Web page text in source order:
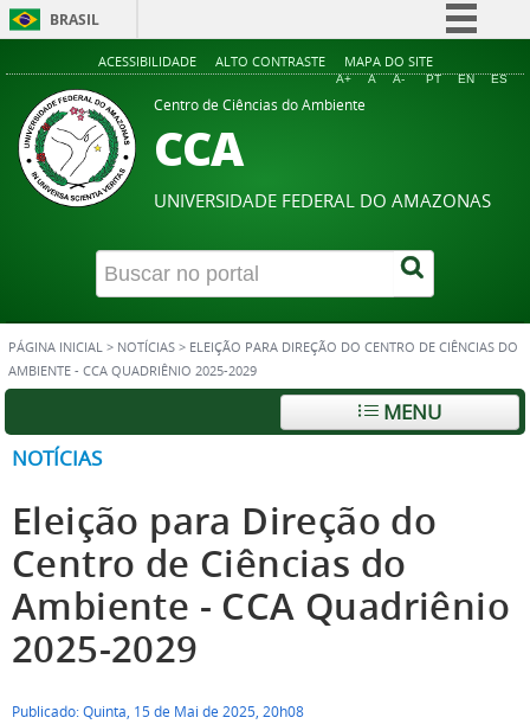
BRASIL
Simplifique!
Comunica BR
Legislação
Canais
ACESSIBILIDADE ALTO CONTRASTE MAPA DO SITE
A+ A A- PT EN ES
Centro de Ciências do Ambiente
CCA
UNIVERSIDADE FEDERAL DO AMAZONAS
PÁGINA INICIAL > NOTÍCIAS > ELEIÇÃO PARA DIREÇÃO DO CENTRO DE CIÊNCIAS DO
AMBIENTE - CCA QUADRIÊNIO 2025-2029
MENU
NOTÍCIAS
Eleição para Direção do
Centro de Ciências do
Ambiente - CCA Quadriênio
2025-2029
Publicado: Quinta, 15 de Mai de 2025, 20h08